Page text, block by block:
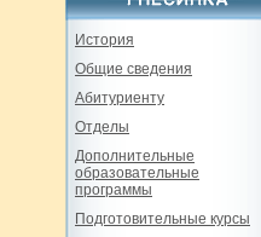
История
Общие сведения
Абитуриенту
Отделы
Дополнительные
образовательные
программы
Подготовительные курсы